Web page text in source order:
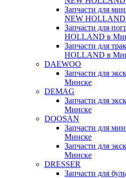
Запчасти для
NEW
Запчасти для
HOLLAND в
Запчасти для
HOLLAND в
DAEWOO
Запчасти для
Минске
DEMAG
Запчасти для
Минске
DOOSAN
Запчасти для
Минске
Запчасти для
Минске
DRESSER
Запчасти для